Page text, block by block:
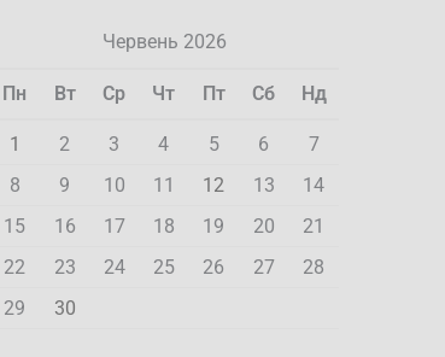
Червень 2026
Пн Вт Ср Чт Пт Сб Нд
1 2 3 4 5 6
7
8
9 10 11 12 13
14
15
16 17 18 19 20
21
22
23 24 25 26 27
28
29
30